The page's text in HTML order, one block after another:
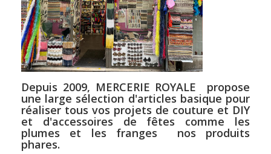
Depuis 2009, MERCERIE ROYALE propose
une large sélection d'articles basique pour
réaliser tous vos projets de couture et DIY
et d'accessoires de fêtes comme les
plumes et les franges nos produits
phares.